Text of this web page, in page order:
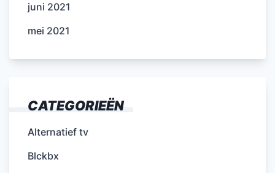
juni 2021
mei 2021
CATEGORIEËN
Alternatief tv
Blckbx